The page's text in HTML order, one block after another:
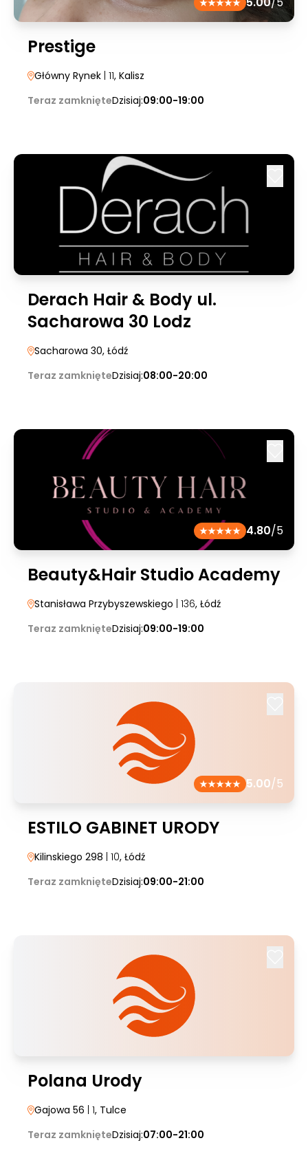
Prestige
Główny Rynek | 11, Kalisz
Teraz zamknięteDzisiaj:09:00-19:00
Derach Hair & Body ul.
Sacharowa 30 Lodz
Sacharowa 30, Łódź
Teraz zamknięteDzisiaj:08:00-20:00
4.80/5
Beauty&Hair Studio Academy
Stanisława Przybyszewskiego | 136, Łódź
Teraz zamknięteDzisiaj:09:00-19:00
5.00/5
ESTILO GABINET URODY
Kilinskiego 298 | 10, Łódź
Teraz zamknięteDzisiaj:09:00-21:00
Polana Urody
Gajowa 56 | 1, Tulce
Teraz zamknięteDzisiaj:07:00-21:00